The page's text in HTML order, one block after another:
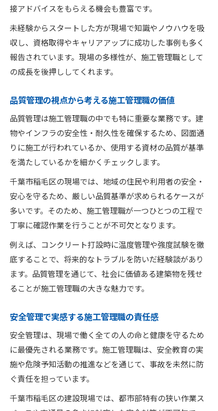
接アドバイスをもらえる機会も豊富です。
未経験からスタートした方が現場で知識やノウハウを吸
収し、資格取得やキャリアアップに成功した事例も多く
報告されています。現場の多様性が、施工管理職として
の成長を後押ししてくれます。
品質管理の視点から考える施工管理職の価値
品質管理は施工管理職の中でも特に重要な業務です。建
物やインフラの安全性・耐久性を確保するため、図面通
りに施工が行われているか、使用する資材の品質が基準
を満たしているかを細かくチェックします。
千葉市稲毛区の現場では、地域の住民や利用者の安全・
安心を守るため、厳しい品質基準が求められるケースが
多いです。そのため、施工管理職が一つひとつの工程で
丁寧に確認作業を行うことが不可欠となります。
例えば、コンクリート打設時に温度管理や強度試験を徹
底することで、将来的なトラブルを防いだ経験談があり
ます。品質管理を通じて、社会に価値ある建築物を残せ
ることが施工管理職の大きな魅力です。
安全管理で実感する施工管理職の責任感
安全管理は、現場で働く全ての人の命と健康を守るため
に最優先される業務です。施工管理職は、安全教育の実
施や危険予知活動の推進などを通じて、事故を未然に防
ぐ責任を担っています。
千葉市稲毛区の建設現場では、都市部特有の狭い作業ス